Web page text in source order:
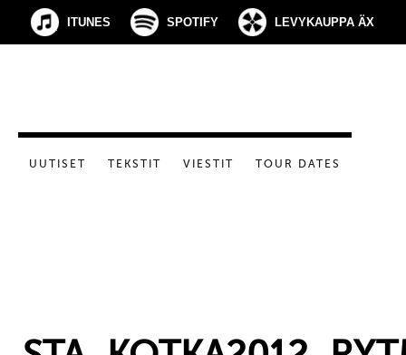
ITUNES SPOTIFY LEVYKAUPPA ÄX
UUTISET TEKSTIT VIESTIT TOUR DATES